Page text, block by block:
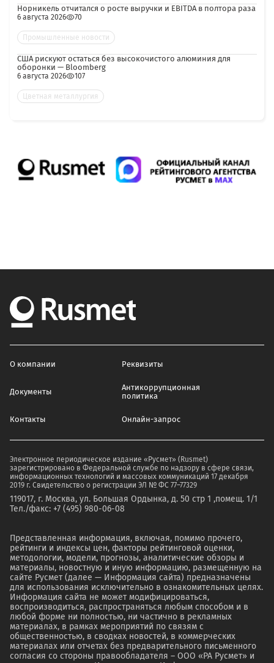
Норникель отчитался о росте выручки и EBITDA в полтора раза
6 августа 2026 70
Промышленные новости
США рискуют остаться без высокочистого алюминия для
оборонки — Bloomberg
6 августа 2026 107
Цветная металлургия
О компании Реквизиты
Документы
Антикоррупционная
политика
Контакты Онлайн-запрос
Электронное периодическое издание «Русмет» (Rusmet)
зарегистрировано в Федеральной службе по надзору в сфере связи,
информационных технологий и массовых коммуникаций 17 декабря
2019 г. Свидетельство о регистрации ЭЛ № ФС 77–77329
119017, г. Москва, ул. Большая Ордынка, д. 50 стр 1 ,помещ. 1/1
Тел./факс: +7 (495) 980-06-08
Представленная информация, включая, помимо прочего,
рейтинги и индексы цен, факторы рейтинговой оценки,
методологии, модели, прогнозы, аналитические обзоры и
материалы, новостную и иную информацию, размещенную на
сайте Русмет (далее — Информация сайта) предназначены
для использования исключительно в ознакомительных целях.
Информация сайта не может модифицироваться,
воспроизводиться, распространяться любым способом и в
любой форме ни полностью, ни частично в рекламных
материалах, в рамках мероприятий по связям с
общественностью, в сводках новостей, в коммерческих
материалах или отчетах без предварительного письменного
согласия со стороны правообладателя – ООО «РА Русмет» и